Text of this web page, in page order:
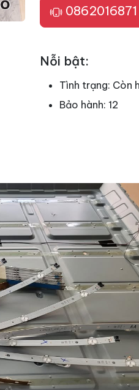
0862016871
Nỗi bật:
Tình trạng: Còn
Bảo hành: 12